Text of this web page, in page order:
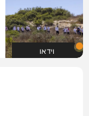
וידאו